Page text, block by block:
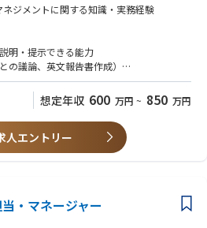
ネジメントに関する知識・実務経験
明・提示できる能力
の議論、英文報告書作成）
想定年収 600 万円 ~ 850 万円
人エントリー
・マネージャー